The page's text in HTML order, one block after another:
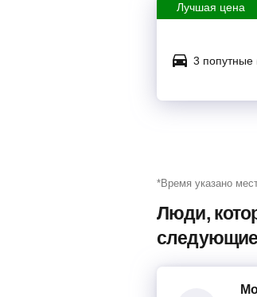
Лучшая цена
3
*Время указано
Люди,